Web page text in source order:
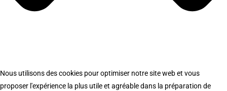
Nous utilisons des cookies pour optimiser notre site web et vous
proposer l'expérience la plus utile et agréable dans la préparation de